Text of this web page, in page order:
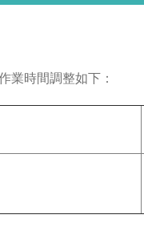
業時間調整如下：